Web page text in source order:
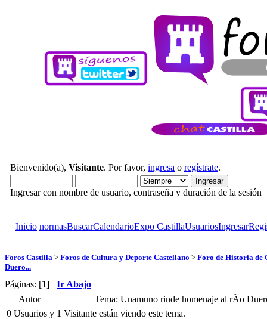
Bienvenido(a), Visitante. Por favor, ingresa o regístrate.
Ingresar con nombre de usuario, contraseña y duración de la sesión
Inicio normasBuscarCalendarioExpo CastillaUsuariosIngresar
Foros Castilla > Foros de Cultura y Deporte Castellano > Foro de Historia de
Duero...
Páginas: [1] Ir Abajo
Autor
Tema: Unamuno rinde homenaje al rÃ­o
0 Usuarios y 1 Visitante están viendo este tema.